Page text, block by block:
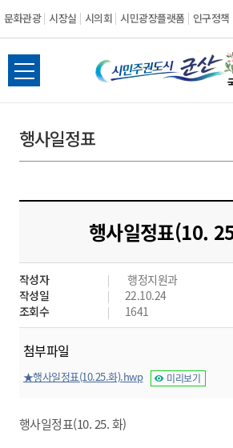
문화관광 시장실 시의회 시민광장플랫폼 인구정책
시
민
도
시
군
산
전
체
뉴
열
행사일정표
행사일정표(10.
작성자
행정지원과
작성일
22.10.24
조회수
1641
첨부파일
★행사일정표(10.25.화).hwp 미리보기
행사일정표(10. 25. 화)